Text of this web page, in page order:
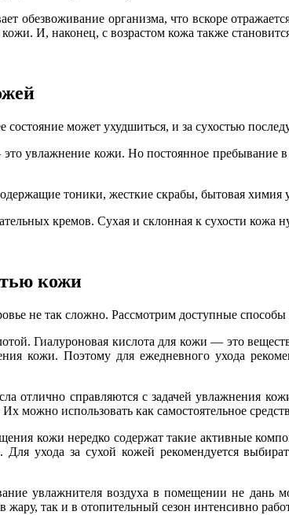
обезвоживание организма, что вскоре
И, наконец, с возрастом кожа также
состояние может ухудшиться, и за сухостью
увлажнение кожи. Но постоянное
тоники, жесткие скрабы, бытовая
кремов. Сухая и склонная к сухости кожа
кожи
не так сложно. Рассмотрим доступные
Гиалуроновая кислота для кожи — это
кожи. Поэтому для ежедневного ухода
отлично справляются с задачей увлажнения
можно использовать как самостоятельное
кожи нередко содержат такие активные
ухода за сухой кожей рекомендуется
увлажнителя воздуха в помещении не
так и в отопительный сезон интенсивно